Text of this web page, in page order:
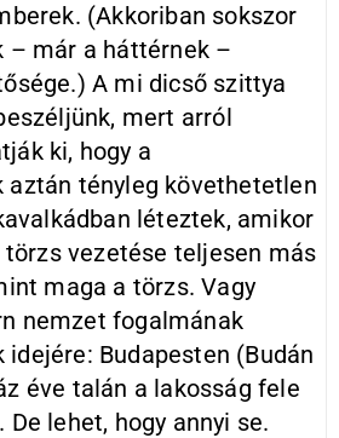
(Akkoriban sokszor
– már a háttérnek –
A mi dicső szittya
mert arról
ki, hogy a
aztán tényleg követhetetlen
léteztek, amikor
vezetése teljesen más
maga a törzs. Vagy
nemzet fogalmának
Budapesten (Budán
éve talán a lakosság fele
lehet, hogy annyi se.